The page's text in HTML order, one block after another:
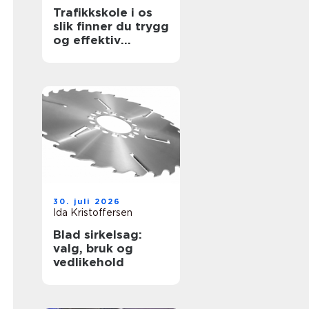
Trafikkskole i os
slik finner du trygg
og effektiv
30. juli 2026
Ida Kristoffersen
Blad sirkelsag:
valg, bruk og
vedlikehold